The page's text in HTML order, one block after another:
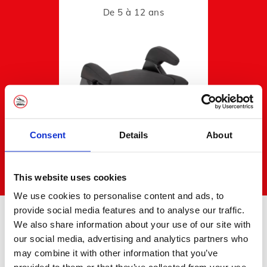
Consent Details About
This website uses cookies
We use cookies to personalise content and ads, to
provide social media features and to analyse our traffic.
We also share information about your use of our site with
our social media, advertising and analytics partners who
may combine it with other information that you’ve
De 5 à 12 ans
Une voiture pour chaque budget et chaque
occasion